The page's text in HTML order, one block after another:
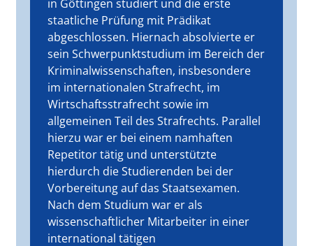
in Göttingen studiert und die erste
staatliche Prüfung mit Prädikat
abgeschlossen. Hiernach absolvierte er
sein Schwerpunktstudium im Bereich der
Kriminalwissenschaften, insbesondere
im internationalen Strafrecht, im
Wirtschaftsstrafrecht sowie im
allgemeinen Teil des Strafrechts. Parallel
hierzu war er bei einem namhaften
Repetitor tätig und unterstützte
hierdurch die Studierenden bei der
Vorbereitung auf das Staatsexamen.
Nach dem Studium war er als
wissenschaftlicher Mitarbeiter in einer
international tätigen